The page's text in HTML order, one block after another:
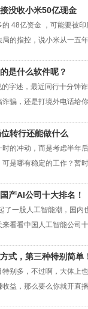
没收小米50亿现金
48亿资金 ，可能要被
的指控，说小米从一五
是什么软件呢？
字述，最近同行十分钟
骗，还是打境外电话给
转行还能做什么
的冲动，而是考虑半年
是哪有稳定的工作？暂
产AI公司十大排名！
了一股人工智能潮，国
看看中国人工智能公司
式，第三种特别简单
别多，不过啊，大体上
益，那么要么你就开直